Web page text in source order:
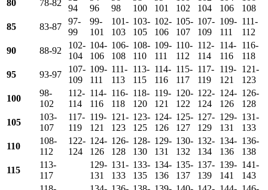
80
78-82
94
96
98
100
101
102
104
106
108
85
83-87
97-
99
99-
101
101-
103
103-
105
102-
106
105-
107
107-
109
109-
111
111-
112
90
88-92
102-
104
104-
106
106-
108
108-
110
109-
111
110-
112
112-
114
114-
116
116-
118
95
93-97
107-
109
109-
111
111-
113
113-
115
114-
116
115-
117
117-
119
119-
121
121-
123
100
98-
102
112-
114
114-
116
116-
118
118-
120
119-
121
120-
122
122-
124
124-
126
126-
128
105
103-
107
117-
119
119-
121
121-
123
123-
125
124-
126
125-
127
127-
129
129-
131
131-
133
110
108-
112
122-
124
124-
126
126-
128
128-
130
129-
131
130-
132
132-
134
134-
136
136-
138
115
113-
117
129-
131
131-
133
133-
135
134-
136
135-
137
137-
139
139-
141
141-
143